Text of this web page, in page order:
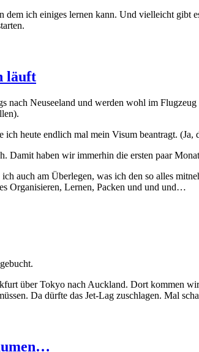
dem ich einiges lernen kann. Und vielleicht gibt
läuft
nach Neuseeland und werden wohl im
heute endlich mal mein Visum beantragt.
Damit haben wir immerhin die ersten paar
auch am Überlegen, was ich den so alles
Organisieren, Lernen, Packen und und und…
über Tokyo nach Auckland. Dort kommen
Da dürfte das Jet-Lag zuschlagen. Mal